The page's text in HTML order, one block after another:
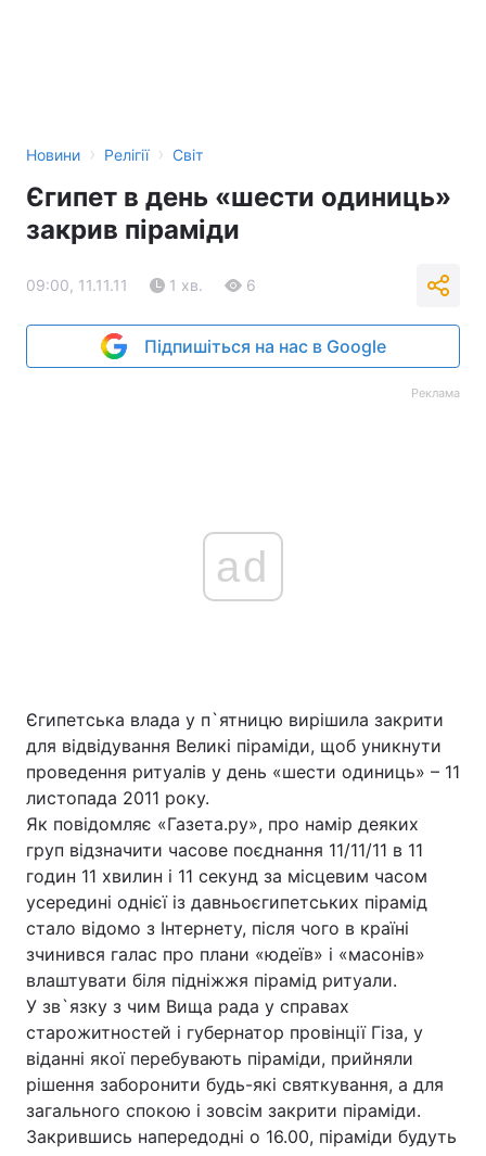
Новини › Релігії › Світ
Єгипет в день «шести одиниць»
закрив піраміди
09:00, 11.11.11 1 хв. 6
Підпишіться на нас в Google
Реклама
ad
Єгипетська влада у п`ятницю вирішила закрити
для відвідування Великі піраміди, щоб уникнути
проведення ритуалів у день «шести одиниць» – 11
листопада 2011 року.
Як повідомляє «Газета.ру», про намір деяких
груп відзначити часове поєднання 11/11/11 в 11
годин 11 хвилин і 11 секунд за місцевим часом
усередині однієї із давньоєгипетських пірамід
стало відомо з Інтернету, після чого в країні
зчинився галас про плани «юдеїв» і «масонів»
влаштувати біля підніжжя пірамід ритуали.
У зв`язку з чим Вища рада у справах
старожитностей і губернатор провінції Гіза, у
віданні якої перебувають піраміди, прийняли
рішення заборонити будь-які святкування, а для
загального спокою і зовсім закрити піраміди.
Закрившись напередодні о 16.00, піраміди будуть